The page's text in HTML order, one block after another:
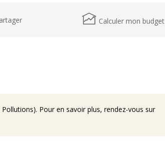
Calculer mon budget
Pour en savoir plus, rendez-vous sur